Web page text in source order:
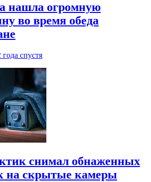
нашла огромную
во время обеда
года спустя
снимал обнаженных
на скрытые камеры